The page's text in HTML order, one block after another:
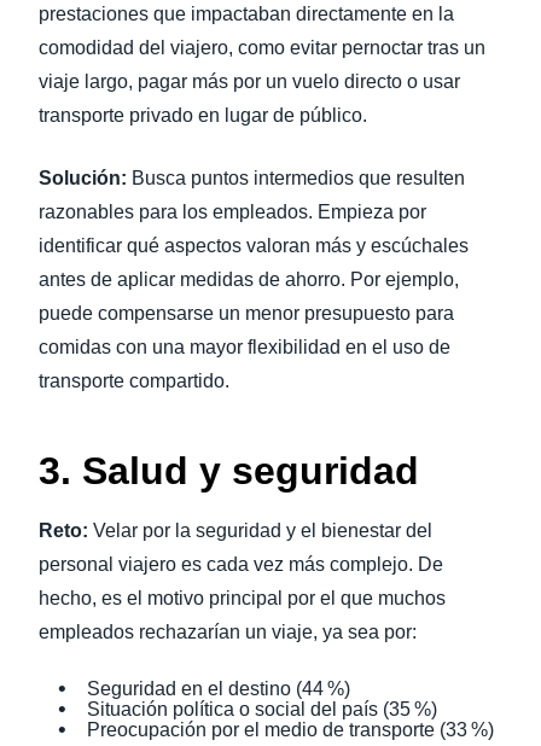
prestaciones que impactaban directamente en la
comodidad del viajero, como evitar pernoctar tras un
viaje largo, pagar más por un vuelo directo o usar
transporte privado en lugar de público.
Solución: Busca puntos intermedios que resulten
razonables para los empleados. Empieza por
identificar qué aspectos valoran más y escúchales
antes de aplicar medidas de ahorro. Por ejemplo,
puede compensarse un menor presupuesto para
comidas con una mayor flexibilidad en el uso de
transporte compartido.
3. Salud y seguridad
Reto: Velar por la seguridad y el bienestar del
personal viajero es cada vez más complejo. De
hecho, es el motivo principal por el que muchos
empleados rechazarían un viaje, ya sea por:
Seguridad en el destino (44 %)
Situación política o social del país (35 %)
Preocupación por el medio de transporte (33 %)